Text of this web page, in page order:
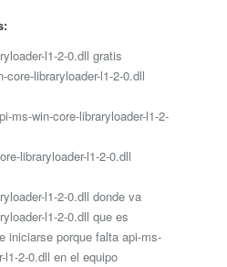
l1-2-0.dll gratis
core-libraryloader-l1-2-0.dll
ms-win-core-libraryloader-l1-2-
libraryloader-l1-2-0.dll
l1-2-0.dll donde va
l1-2-0.dll que es
iniciarse porque falta api-ms-
l1-2-0.dll en el equipo